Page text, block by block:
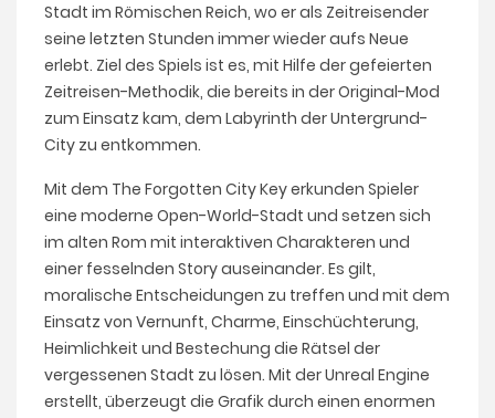
Stadt im Römischen Reich, wo er als Zeitreisender
seine letzten Stunden immer wieder aufs Neue
erlebt. Ziel des Spiels ist es, mit Hilfe der gefeierten
Zeitreisen-Methodik, die bereits in der Original-Mod
zum Einsatz kam, dem Labyrinth der Untergrund-
City zu entkommen.
Mit dem The Forgotten City Key erkunden Spieler
eine moderne Open-World-Stadt und setzen sich
im alten Rom mit interaktiven Charakteren und
einer fesselnden Story auseinander. Es gilt,
moralische Entscheidungen zu treffen und mit dem
Einsatz von Vernunft, Charme, Einschüchterung,
Heimlichkeit und Bestechung die Rätsel der
vergessenen Stadt zu lösen. Mit der Unreal Engine
erstellt, überzeugt die Grafik durch einen enormen